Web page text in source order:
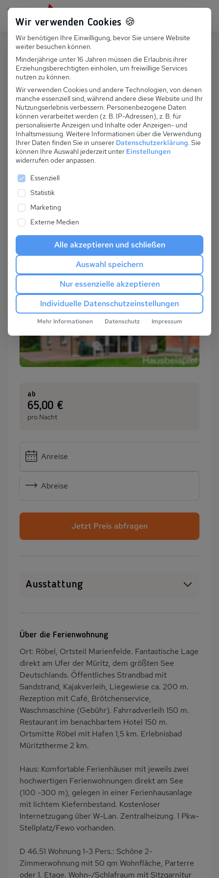
Persönlich für dich da: +49 251 899 050
Suchfeld
Suchen
D 046.051E - Seepark Röbel, Fewo
Typ 2-3 Personen
ab
:65,00 €
pro Nacht
Anreise
Abreise
Jetzt Preis abfragen
Ausstattung
Balkon/Loggia
PKW-Parkplatz
Dusche/WC
Küche
Herd (4 Kochfelder)
Backofen
Geschirrspülmaschine
Kühlschrank
Ruhige Lage
Babybett
Kinderhochstuhl
Fahrradverleih
Nichtraucher
Balkonmöbel
Terrassenmöbel
Kaffeemaschine
Nah an See
Bettwäsche mietbar
Handtücher mietbar
Über die Ferienwohnung
Ort: Röbel, Ortsteil Marienfelde. Fantastische Lage
direkt am Ufer der Müritz, dem größten See
Deutschlands. Öffentliches Strandbad mit
Sandstrand, Kajakverleih, Liegewiese ca. 200 m.
Rezeption mit Café, Brötchenservice,
Waschmaschine (Gebühr). Fahrradverleih 150 m.
Restaurant im benachbartem Hotel 150 m.
Ortsmitte Röbel mit Hafen 1,5 km. Erlebnisbad
Müritztherme 2 km.
Haus: Komfortable Ferienhäuser mit jeweils zwei
hochwertigen Ferienwohnungen direkt am See
(100 -300 m), gelegen in einer Ferienhausanlage
mit lichtem Kiefernbestand. Kostenloser
Internetzugang über W-Lan. Zentralheizung. 1 Pkw-
Stellplatz/Fewo vorhanden.
D 46.51 Wohnung 1-3 Pers.: Schöne 2-
Zimmerwohnung mit 50 qm Wohnfläche, Parterre
oder 1. Etage. Wohn-/Schlafraum mit Sitzgarnitur
Wir verwenden Cookies 🍪
Wir benötigen Ihre Einwilligung, bevor Sie unsere Website
weiter besuchen können.
Minderjährige unter 16 Jahren müssen die Erlaubnis ihrer
Erziehungsberechtigten einholen, um freiwillige Services
nutzen zu können.
Wir verwenden Cookies und andere Technologien, von denen
manche essenziell sind, während andere diese Website und Ihr
Nutzungserlebnis verbessern. Personenbezogene Daten
können verarbeitet werden (z. B. IP-Adressen), z. B. für
personalisierte Anzeigen und Inhalte oder Anzeigen- und
Inhaltsmessung. Weitere Informationen über die Verwendung
Ihrer Daten finden Sie in unserer Datenschutzerklärung. Sie
können Ihre Auswahl jederzeit unter Einstellungen
widerrufen oder anpassen.
Es folgt eine Liste der Service-Gruppen, für die
Essenziell
Statistik
Marketing
Externe Medien
Alle akzeptieren und schließen
Auswahl speichern
Nur essenzielle akzeptieren
Individuelle Datenschutzeinstellungen
Mehr Informationen Datenschutz Impressum